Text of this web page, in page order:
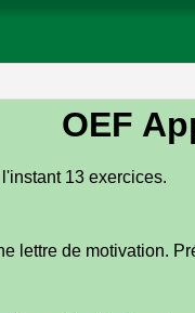
OEF
13 exercices.
lettre de motivation.